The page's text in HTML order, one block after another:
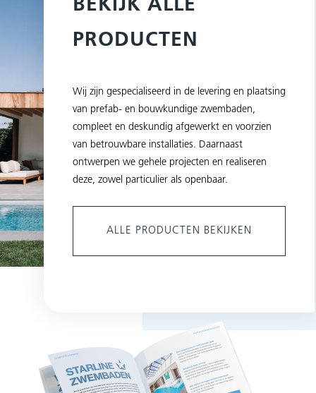
BEKIJK ALLE
PRODUCTEN
Wij zijn gespecialiseerd in de levering en plaatsing
van prefab- en bouwkundige zwembaden,
compleet en deskundig afgewerkt en voorzien
van betrouwbare installaties. Daarnaast
ontwerpen we gehele projecten en realiseren
deze, zowel particulier als openbaar.
ALLE PRODUCTEN BEKIJKEN